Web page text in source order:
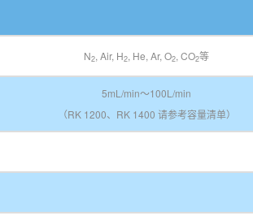
N2, Air, H2, He, Ar, O2, CO2等
5mL/min～100L/min
（RK 1200、RK 1400 请参考容量清单）